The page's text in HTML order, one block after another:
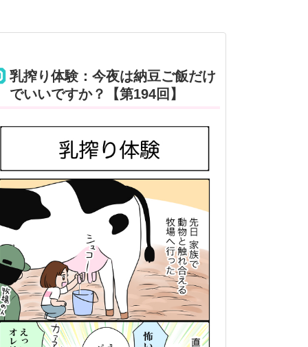
乳搾り体験：今夜は納豆ご飯だけ
でいいですか？【第194回】